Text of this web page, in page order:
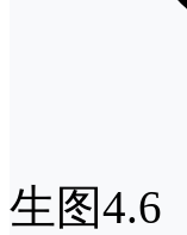
生图4.6